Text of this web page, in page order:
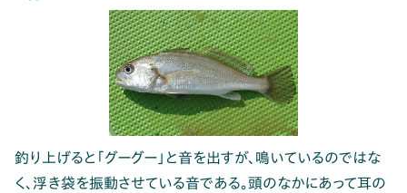
釣り上げると「グーグー」と音を出すが、鳴いているのではな
く、浮き袋を振動させている音である。頭のなかにあって耳の